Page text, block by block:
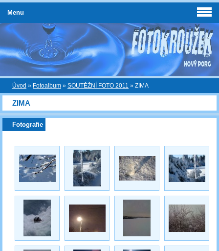
Úvod » Fotoalbum » SOUTĚŽNÍ FOTO 2011 » ZIMA
ZIMA
Fotografie
Menu